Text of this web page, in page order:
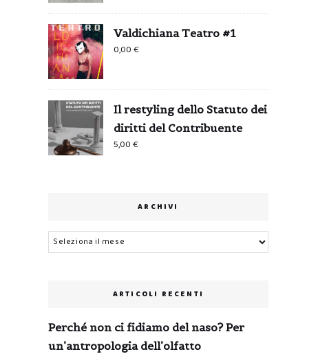
Valdichiana Teatro #1
0,00€
Il restyling dello Statuto dei
diritti del Contribuente
5,00€
ARCHIVI
Archivi
ARTICOLI RECENTI
Perché non ci fidiamo del naso? Per
un’antropologia dell’olfatto